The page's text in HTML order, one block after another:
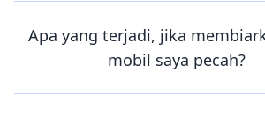
Apa yang terjadi, jika
mobil saya pecah?